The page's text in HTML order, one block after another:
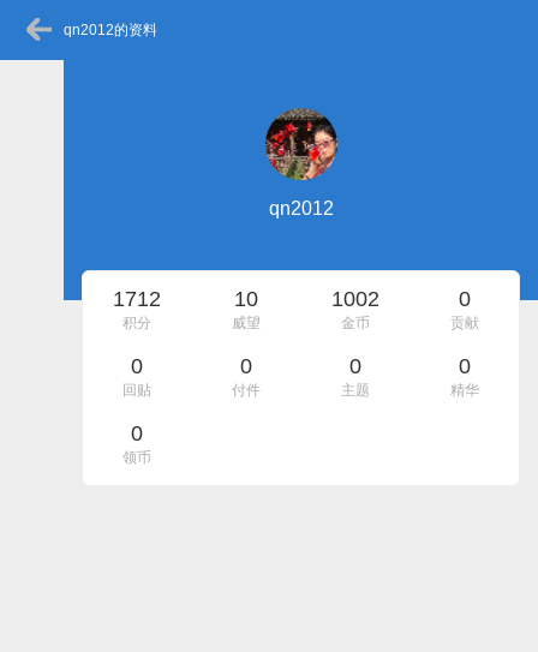
qn2012的资料
qn2012
1712
积分
10
威望
1002
金币
0
贡献
0
回贴
0
付件
0
主题
0
精华
0
领币